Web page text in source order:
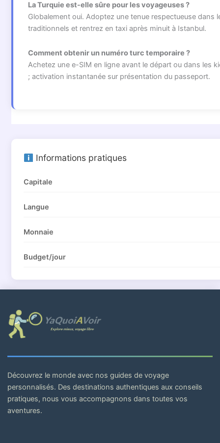
La Turquie est-elle sûre pour les voyageuses ?
Globalement oui. Adoptez une tenue respectueuse dans
traditionnels et rentrez en taxi après minuit à Istanbul.
Comment obtenir un numéro turc temporaire ?
Achetez une e-SIM en ligne avant le départ ou dans les
; activation instantanée sur présentation du passeport.
Informations pratiques
Capitale
Langue
Monnaie
Budget/jour
Découvrez le monde avec nos guides de voyage
personnalisés. Des destinations authentiques aux conseils
pratiques, nous vous accompagnons dans toutes vos
aventures.